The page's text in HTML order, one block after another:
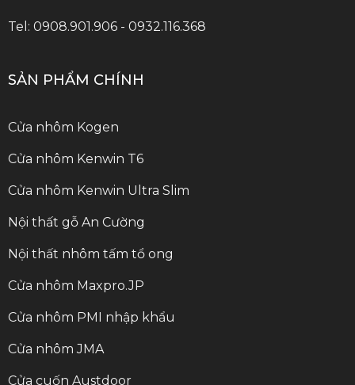
Tel: 0908.901.906 - 0932.116.368
SẢN PHẨM CHÍNH
Cửa nhôm Kogen
Cửa nhôm Kenwin T6
Cửa nhôm Kenwin Ultra Slim
Nội thất gỗ An Cường
Nội thất nhôm tấm tổ ong
Cửa nhôm Maxpro.JP
Cửa nhôm PMI nhập khẩu
Cửa nhôm JMA
Cửa cuốn Austdoor